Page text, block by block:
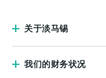
关于淡马锡
我们的财务状况